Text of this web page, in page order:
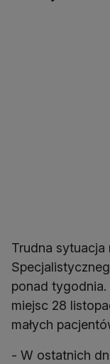
Trudna sytuacja
ponad
miejsc 28
małych
- W ostatnich